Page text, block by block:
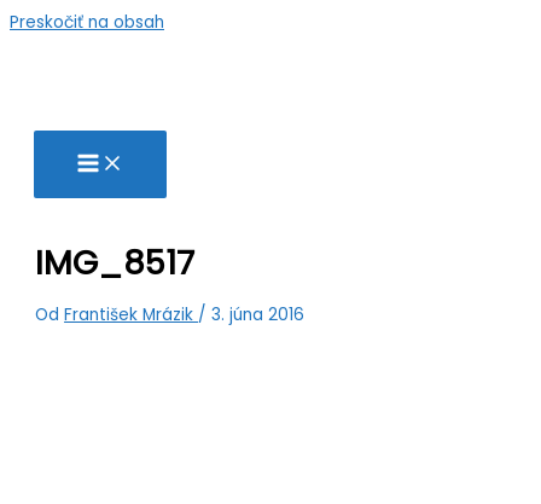
Preskočiť na obsah
IMG_8517
Od František Mrázik /3. júna 2016